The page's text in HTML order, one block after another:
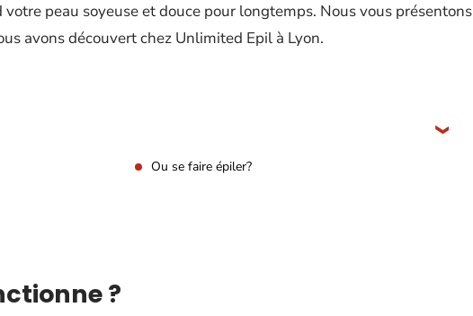
peau soyeuse et douce pour longtemps. Nous vous présentons
avons découvert chez Unlimited Epil à Lyon.
Ou se faire épiler?
?